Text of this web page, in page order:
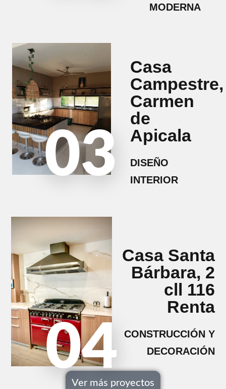
MODERNA
03
Casa
Campestre,
Carmen
de
Apicala
DISEÑO
INTERIOR
Casa Santa
Bárbara, 2
cll 116
Renta
CONSTRUCCIÓN Y
DECORACIÓN
04
Ver más proyectos